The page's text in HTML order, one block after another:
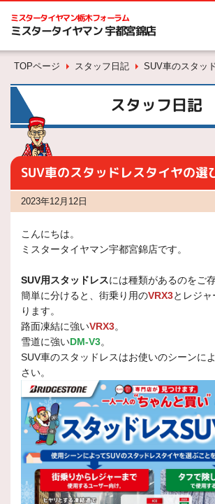
ミスタータイヤマン栃木フォーラム
ミスタータイヤマン 宇都宮錦店
TOPページ スタッフ日記 SUV車のスタッ
スタッフ日記
SUV車のスタッドレスタイヤの選
2023年12月12日
こんにちは。
ミスタータイヤマン宇都宮錦店です。
SUV用スタッドレスには種類があるのをご
簡単に分けると、街乗り用のVRX3とレジ
ります。
路面凍結に強いVRX3。
雪道に強いDM-V3。
SUV車のスタッドレスはお使いのシーンに
さい。